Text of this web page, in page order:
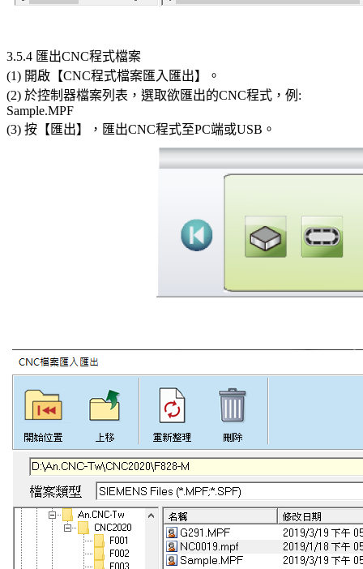
3.5.4 匯出CNC程式檔案
(1) 開啟【CNC程式檔案匯入匯出】。
(2) 於控制器檔案列表，選取欲匯出的CNC程式，例:
Sample.MPF
(3) 按【匯出】，匯出CNC程式至PC端或USB。